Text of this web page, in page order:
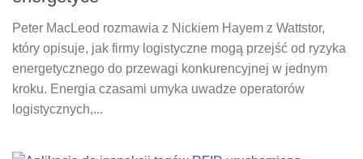
Peter MacLeod rozmawia z Nickiem Hayem z Wattstor,
który opisuje, jak firmy logistyczne mogą przejść od ryzyka
energetycznego do przewagi konkurencyjnej w jednym
kroku. Energia czasami umyka uwadze operatorów
logistycznych,...